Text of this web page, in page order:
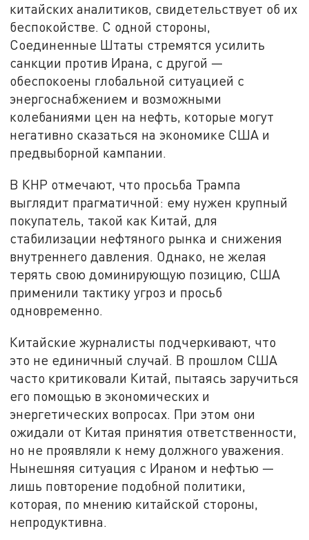
китайских аналитиков, свидетельствует об их
беспокойстве. С одной стороны,
Соединенные Штаты стремятся усилить
санкции против Ирана, с другой —
обеспокоены глобальной ситуацией с
энергоснабжением и возможными
колебаниями цен на нефть, которые могут
негативно сказаться на экономике США и
предвыборной кампании.
В КНР отмечают, что просьба Трампа
выглядит прагматичной: ему нужен крупный
покупатель, такой как Китай, для
стабилизации нефтяного рынка и снижения
внутреннего давления. Однако, не желая
терять свою доминирующую позицию, США
применили тактику угроз и просьб
одновременно.
Китайские журналисты подчеркивают, что
это не единичный случай. В прошлом США
часто критиковали Китай, пытаясь заручиться
его помощью в экономических и
энергетических вопросах. При этом они
ожидали от Китая принятия ответственности,
но не проявляли к нему должного уважения.
Нынешняя ситуация с Ираном и нефтью —
лишь повторение подобной политики,
которая, по мнению китайской стороны,
непродуктивна.